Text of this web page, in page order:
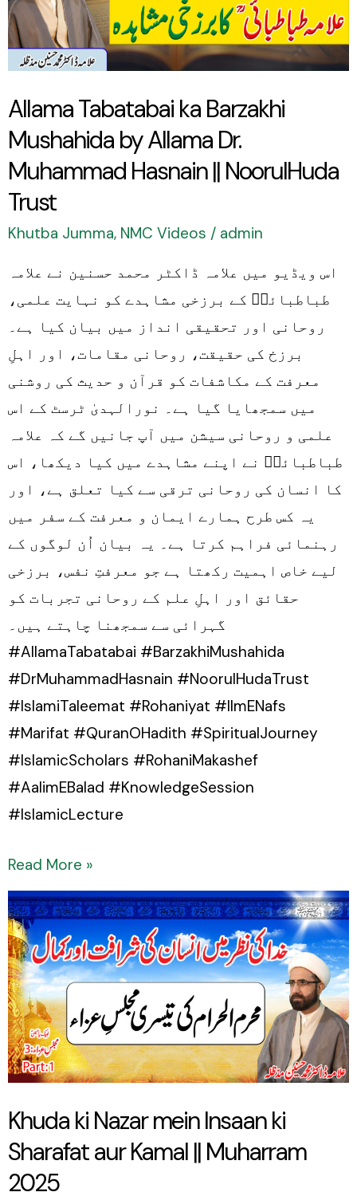
Allama Tabatabai ka Barzakhi
Mushahida by Allama Dr.
Muhammad Hasnain || NoorulHuda
Trust
Khutba Jumma, NMC Videos / admin
اس ویڈیو میں علامہ ڈاکٹر محمد حسنین نے علامہ
طباطبائیؒ کے برزخی مشاہدے کو نہایت علمی،
روحانی اور تحقیقی انداز میں بیان کیا ہے۔
برزخ کی حقیقت، روحانی مقامات، اور اہلِ
معرفت کے مکاشفات کو قرآن و حدیث کی روشنی
میں سمجھایا گیا ہے۔ نورالہدیٰ ٹرسٹ کے اس
علمی و روحانی سیشن میں آپ جانیں گے کہ علامہ
طباطبائیؒ نے اپنے مشاہدے میں کیا دیکھا، اس
کا انسان کی روحانی ترقی سے کیا تعلق ہے، اور
یہ کس طرح ہمارے ایمان و معرفت کے سفر میں
رہنمائی فراہم کرتا ہے۔ یہ بیان اُن لوگوں کے
لیے خاص اہمیت رکھتا ہے جو معرفتِ نفس، برزخی
حقائق اور اہلِ علم کے روحانی تجربات کو
گہرائی سے سمجھنا چاہتے ہیں۔
#AllamaTabatabai #BarzakhiMushahida
#DrMuhammadHasnain #NoorulHudaTrust
#IslamiTaleemat #Rohaniyat #IlmENafs
#Marifat #QuranOHadith #SpiritualJourney
#IslamicScholars #RohaniMakashef
#AalimEBalad #KnowledgeSession
#IslamicLecture
by
Allama
Muhammad
Hasnain
||
NoorulHuda
Trust
Read More »
Khuda ki Nazar mein Insaan ki
Sharafat aur Kamal || Muharram
2025
Khuda
ki
Nazar
mein
Insaan
ki
Sharafat
Kamal
||
Muharram